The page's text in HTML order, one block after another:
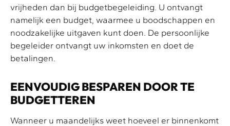
vrijheden dan bij budgetbegeleiding. U ontvangt
namelijk een budget, waarmee u boodschappen en
noodzakelijke uitgaven kunt doen. De persoonlijke
begeleider ontvangt uw inkomsten en doet de
betalingen.
EENVOUDIG BESPAREN DOOR TE
BUDGETTEREN
Wanneer u maandelijks weet hoeveel er binnenkomt